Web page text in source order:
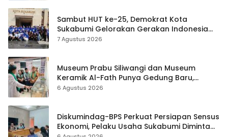
Sambut HUT ke-25, Demokrat Kota
Sukabumi Gelorakan Gerakan Indonesia
ASRI Lewat Aksi Bersih Masjid Agung
7 Agustus 2026
Museum Prabu Siliwangi dan Museum
Keramik Al-Fath Punya Gedung Baru,
Hampir 500 Koleksi Dipisahkan
6 Agustus 2026
Diskumindag-BPS Perkuat Persiapan Sensus
Ekonomi, Pelaku Usaha Sukabumi Diminta